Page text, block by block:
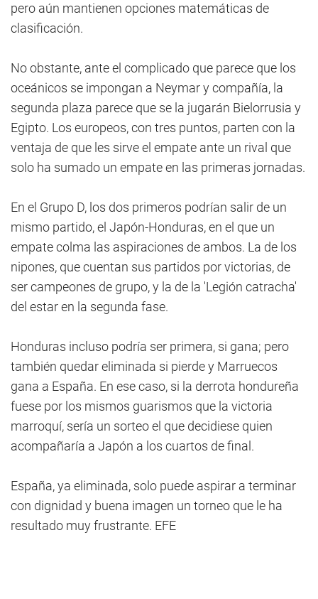
pero aún mantienen opciones matemáticas de
clasificación.
No obstante, ante el complicado que parece que los
oceánicos se impongan a Neymar y compañía, la
segunda plaza parece que se la jugarán Bielorrusia y
Egipto. Los europeos, con tres puntos, parten con la
ventaja de que les sirve el empate ante un rival que
solo ha sumado un empate en las primeras jornadas.
En el Grupo D, los dos primeros podrían salir de un
mismo partido, el Japón-Honduras, en el que un
empate colma las aspiraciones de ambos. La de los
nipones, que cuentan sus partidos por victorias, de
ser campeones de grupo, y la de la 'Legión catracha'
del estar en la segunda fase.
Honduras incluso podría ser primera, si gana; pero
también quedar eliminada si pierde y Marruecos
gana a España. En ese caso, si la derrota hondureña
fuese por los mismos guarismos que la victoria
marroquí, sería un sorteo el que decidiese quien
acompañaría a Japón a los cuartos de final.
España, ya eliminada, solo puede aspirar a terminar
con dignidad y buena imagen un torneo que le ha
resultado muy frustrante. EFE